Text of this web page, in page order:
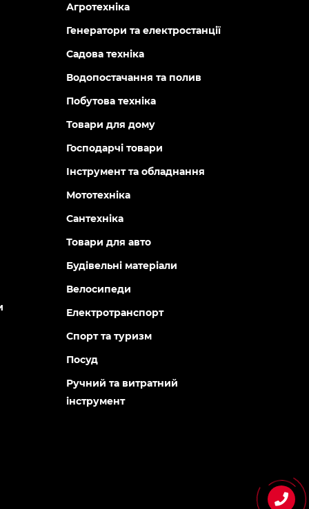
Агротехніка
Генератори та електростанції
Садова техніка
Водопостачання та полив
Побутова техніка
Товари для дому
Господарчі товари
Інструмент та обладнання
Мототехніка
Сантехніка
Товари для авто
Будівельні матеріали
Велосипеди
Електротранспорт
Спорт та туризм
Посуд
Ручний та витратний
інструмент